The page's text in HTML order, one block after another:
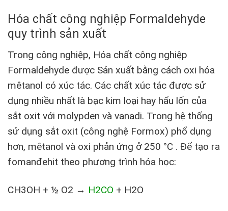
Hóa chất công nghiệp Formaldehyde
quy trình sản xuất
Trong công nghiệp, Hóa chất công nghiệp
Formaldehyde được Sản xuất bằng cách oxi hóa
mêtanol có xúc tác. Các chất xúc tác được sử
dụng nhiều nhất là bạc kim loại hay hẩu lốn của
sắt oxit với molypden và vanadi. Trong hệ thống
sử dụng sắt oxit (công nghệ Formox) phổ dụng
hơn, mêtanol và oxi phản ứng ở 250 °C . Để tạo ra
fomanđehit theo phương trình hóa học:
CH3OH + ½ O2 → H2CO + H2O